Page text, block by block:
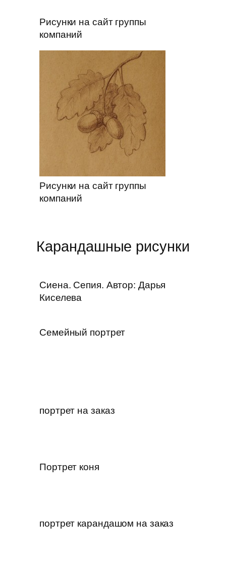
Рисунки на сайт группы
компаний
Рисунки на сайт группы
компаний
Карандашные рисунки
Сиена. Сепия. Автор: Дарья
Киселева
Семейный портрет
портрет на заказ
Портрет коня
портрет карандашом на заказ